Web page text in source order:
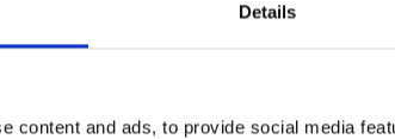
Details
content and ads, to provide social media